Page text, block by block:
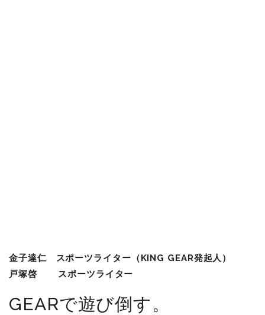
金子達仁 スポーツライター（KING GEAR発起人）
戸塚啓 スポーツライター
GEARで遊び倒す。